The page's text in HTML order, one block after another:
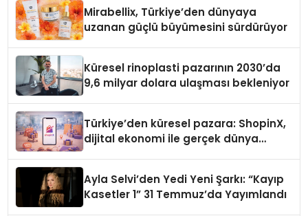
Mirabellix, Türkiye’den dünyaya
uzanan güçlü büyümesini sürdürüyor
Küresel rinoplasti pazarının 2030’da
9,6 milyar dolara ulaşması bekleniyor
Türkiye’den küresel pazara: ShopinX,
dijital ekonomi ile gerçek dünya
Ayla Selvi’den Yedi Yeni Şarkı: “Kayıp
Kasetler 1” 31 Temmuz’da Yayımlandı